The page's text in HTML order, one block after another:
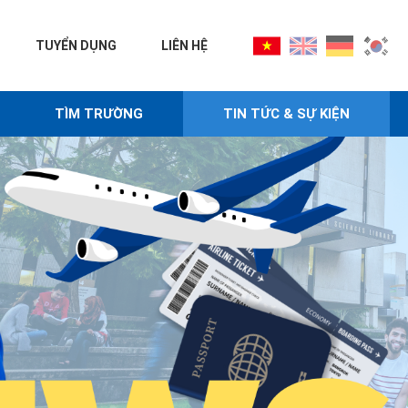
TUYỂN DỤNG LIÊN HỆ
TÌM TRƯỜNG TIN TỨC & SỰ KIỆN